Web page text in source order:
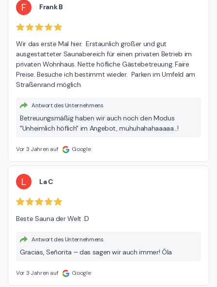
F Frank B
Wir das erste Mal hier.  Erstaunlich großer und gut
ausgestatteter Saunabereich für einen privaten Betrieb im
privaten Wohnhaus. Nette höfliche Gästebetreuung. Faire
Preise. Besuche ich bestimmt wieder.  Parken im Umfeld am
Straßenrand möglich.
Antwort des Unternehmens
Betreuungsmäßig haben wir auch noch den Modus
"Unheimlich höflich" im Angebot, muhuhahahaaaaa...!
Vor 3 Jahren auf Google
L La C
Beste Sauna der Welt :D
Antwort des Unternehmens
Gracias, Señorita – das sagen wir auch immer! Óla
Vor 3 Jahren auf Google